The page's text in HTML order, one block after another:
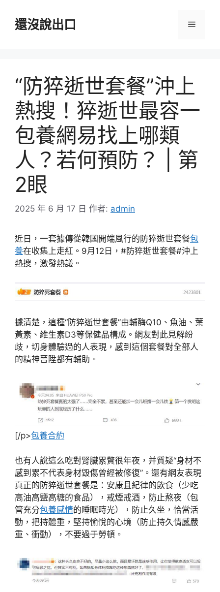
還沒說出口 選
“防猝逝世套餐”沖上
熱搜！猝逝世最容一
包養網易找上哪類
人？若何預防？ | 第
2眼
2025 年 6 月 17 日 作者: admin
近日，一套據傳從韓國開端風行的防猝逝世套餐包
養在收集上走紅。9月12日，#防猝逝世套餐#沖上
熱搜，激發熱議。
據清楚，這種“防猝逝世套餐”由輔酶Q10、魚油、葉
黃素、維生素D3等保健品構成。網友對此見解紛
歧，切身體驗過的人表現，感到這個套餐對全部人
的精神晉陞都有輔助。
[/p>包養合約
也有人說這么吃對腎臟累贅很年夜，并質疑“身材不
感到累不代表身材毀傷曾經被修復”。還有網友表現
真正的防猝逝世套餐是：安康且紀律的飲食（少吃
高油高鹽高糖的食品），戒煙戒酒，防止熬夜（包
管充分包養感情的睡眠時光），防止久坐，恰當活
動，把持體重，堅持愉悅的心境（防止持久情感嚴
重、衝動），不要過于勞頓。